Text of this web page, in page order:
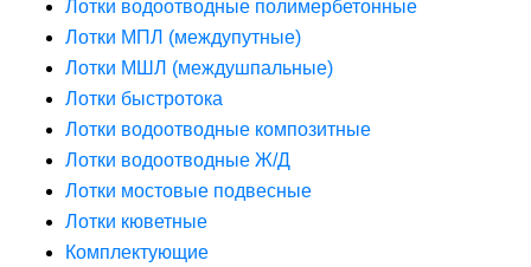
Лотки водоотводные полимербетонные
Лотки МПЛ (междупутные)
Лотки МШЛ (междушпальные)
Лотки быстротока
Лотки водоотводные композитные
Лотки водоотводные Ж/Д
Лотки мостовые подвесные
Лотки кюветные
Комплектующие